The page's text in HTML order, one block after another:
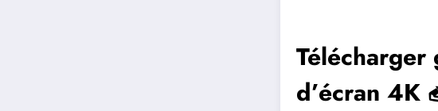
d’écran 4K